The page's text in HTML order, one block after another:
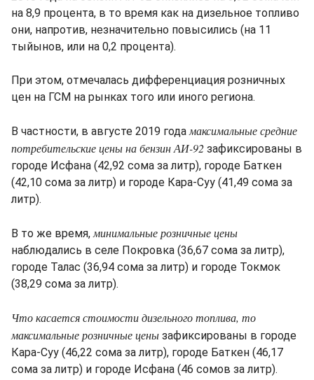
на 8,9 процента, в то время как на дизельное топливо
они, напротив, незначительно повысились (на 11
тыйынов, или на 0,2 процента).
При этом, отмечалась дифференциация розничных
цен на ГСМ на рынках того или иного региона.
В частности, в августе 2019 годамаксимальные средние
потребительские цены на бензин АИ-92 зафиксированы в
городе Исфана (42,92 сома за литр), городе Баткен
(42,10 сома за литр) и городе Кара-Суу (41,49 сома за
литр).
В то же время,минимальные розничные цены
наблюдались в селе Покровка (36,67 сома за литр),
городе Талас (36,94 сома за литр) и городе Токмок
(38,29 сома за литр).
Что касается стоимости дизельного топлива, то
максимальные розничные цены зафиксированы в городе
Кара-Суу (46,22 сома за литр), городе Баткен (46,17
сома за литр) и городе Исфана (46 сомов за литр).